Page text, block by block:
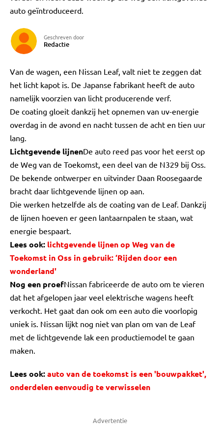
auto geïntroduceerd.
Geschreven door
Redactie
Van de wagen, een Nissan Leaf, valt niet te zeggen dat
het licht kapot is. De Japanse fabrikant heeft de auto
namelijk voorzien van licht producerende verf.
De coating gloeit dankzij het opnemen van uv-energie
overdag in de avond en nacht tussen de acht en tien uur
lang.
Lichtgevende lijnenDe auto reed pas voor het eerst op
de Weg van de Toekomst, een deel van de N329 bij Oss.
De bekende ontwerper en uitvinder Daan Roosegaarde
bracht daar lichtgevende lijnen op aan.
Die werken hetzelfde als de coating van de Leaf. Dankzij
de lijnen hoeven er geen lantaarnpalen te staan, wat
energie bespaart.
Lees ook: lichtgevende lijnen op Weg van de
Toekomst in Oss in gebruik: ‘Rijden door een
wonderland'
Nog een proefNissan fabriceerde de auto om te vieren
dat het afgelopen jaar veel elektrische wagens heeft
verkocht. Het gaat dan ook om een auto die voorlopig
uniek is. Nissan lijkt nog niet van plan om van de Leaf
met de lichtgevende lak een productiemodel te gaan
maken.
Lees ook:auto van de toekomst is een 'bouwpakket',
onderdelen eenvoudig te verwisselen
Advertentie